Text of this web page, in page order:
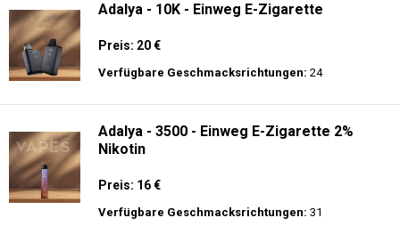
Adalya - 10K - Einweg E-Zigarette
Preis: 20 €
Verfügbare Geschmacksrichtungen: 24
Adalya - 3500 - Einweg E-Zigarette 2%
Nikotin
Preis: 16 €
Verfügbare Geschmacksrichtungen: 31